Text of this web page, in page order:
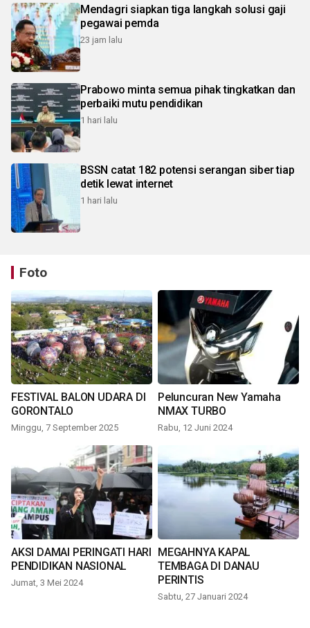
Mendagri siapkan tiga langkah solusi gaji
pegawai pemda
23 jam lalu
Prabowo minta semua pihak tingkatkan dan
perbaiki mutu pendidikan
1 hari lalu
BSSN catat 182 potensi serangan siber tiap
detik lewat internet
1 hari lalu
Foto
FESTIVAL BALON UDARA DI
GORONTALO
Minggu, 7 September 2025
Peluncuran New Yamaha
NMAX TURBO
Rabu, 12 Juni 2024
AKSI DAMAI PERINGATI HARI
PENDIDIKAN NASIONAL
Jumat, 3 Mei 2024
MEGAHNYA KAPAL
TEMBAGA DI DANAU
PERINTIS
Sabtu, 27 Januari 2024